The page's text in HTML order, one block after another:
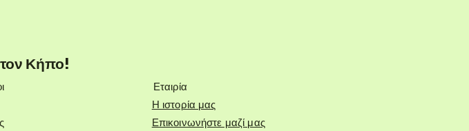
τον Κήπο!
Εταιρία
Η ιστορία μας
Επικοινωνήστε μαζί μας